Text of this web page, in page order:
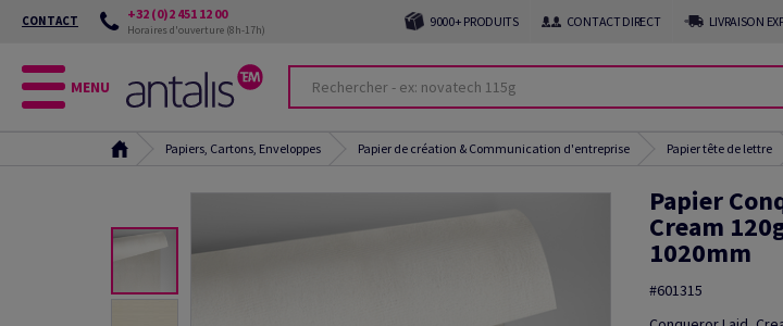
CONTACT +32 (0)2 451 12 00
Horaires d'ouverture (8h-17h) 9000+ PRODUITS CONTACT DIRECT LIVRAISON
MENU
Papiers, Cartons, Enveloppes Papier de création & Communication d'entreprise Papier tête de lettre
Papier
Cream
1020mm
#601315